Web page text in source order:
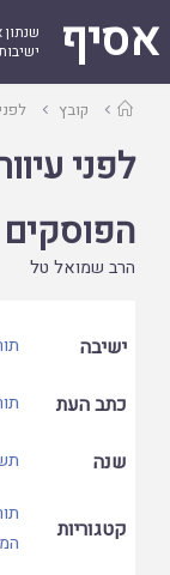
אסיף
שנתון
עמודקובץ
לפני
הפוסקים
הרב שמואל טל
ישיבה
כתב העת
שנה
קטגוריות